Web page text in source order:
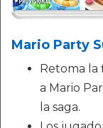
Mario Party
Retoma la
a Mario
la saga.